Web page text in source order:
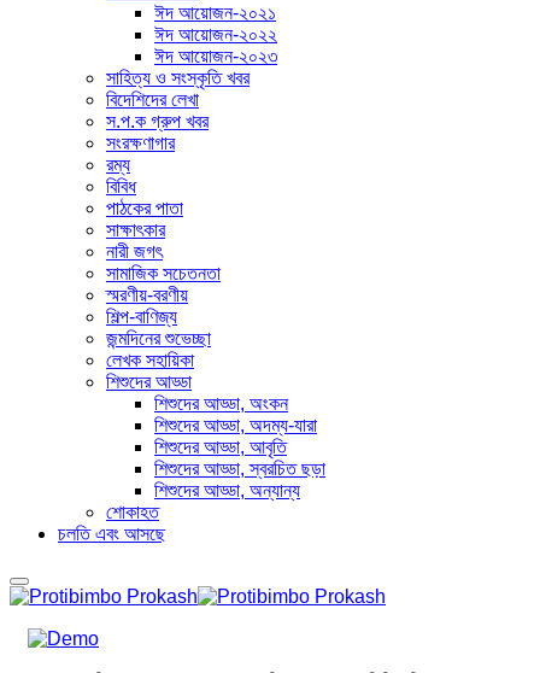
ঈদ আয়োজন-২০২১
ঈদ আয়োজন-২০২২
ঈদ আয়োজন-২০২৩
সাহিত্য ও সংস্কৃতি খবর
বিদেশিদের লেখা
স.প.ক গ্রুপ খবর
সংরক্ষণাগার
রম্য
বিবিধ
পাঠকের পাতা
সাক্ষাৎকার
নারী জগৎ
সামাজিক সচেতনতা
স্মরণীয়-বরণীয়
শিল্প-বাণিজ্য
জন্মদিনের শুভেচ্ছা
লেখক সহায়িকা
শিশুদের আড্ডা
শিশুদের আড্ডা, অংকন
শিশুদের আড্ডা, অদম্য-যারা
শিশুদের আড্ডা, আবৃতি
শিশুদের আড্ডা, স্বরচিত ছড়া
শিশুদের আড্ডা, অন্যান্য
শোকাহত
চলতি এবং আসছে